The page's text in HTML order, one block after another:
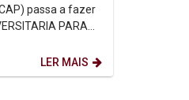
passa a fazer
PARA
Laudato Si’,...
LER MAIS